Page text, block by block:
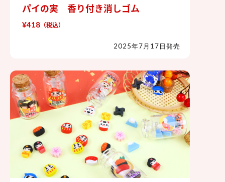
パイの実 香り付き消しゴム
パイの実 香り付き消しゴム
¥418 （税込）
2025年7月17日発売